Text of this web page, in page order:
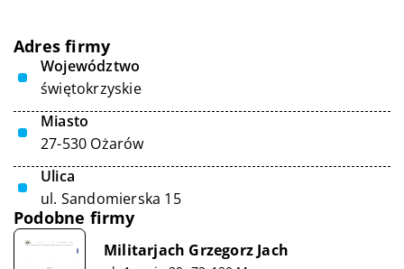
Adres firmy
Województwo
świętokrzyskie
Miasto
27-530 Ożarów
Ulica
ul. Sandomierska 15
Podobne firmy
Militarjach Grzegorz Jach